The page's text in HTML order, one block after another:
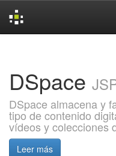
DSpace
DSpace almacena y
tipo de contenido
vídeos y colecciones
Leer más